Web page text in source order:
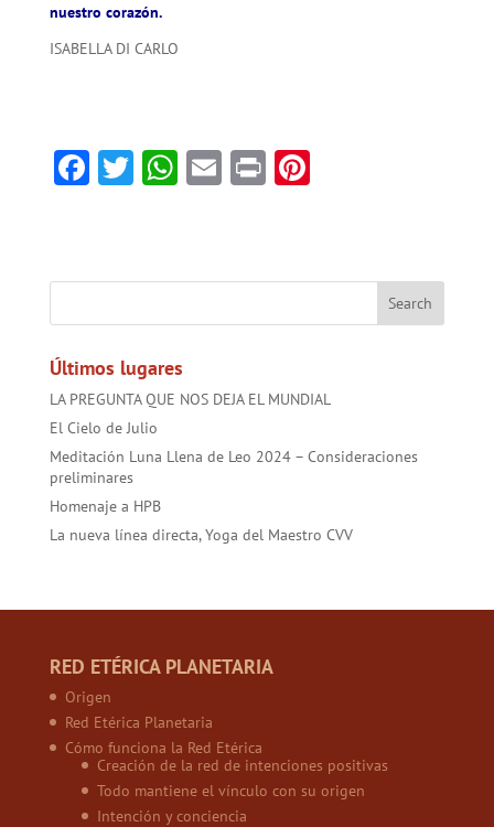
nuestro corazón.
ISABELLA DI CARLO
F
b
T
er
W
sA
E
l
Pr Pi
es
Últimos lugares
LA PREGUNTA QUE NOS DEJA EL MUNDIAL
El Cielo de Julio
Meditación Luna Llena de Leo 2024 – Consideraciones
preliminares
Homenaje a HPB
La nueva línea directa, Yoga del Maestro CVV
RED ETÉRICA PLANETARIA
Origen
Red Etérica Planetaria
Cómo funciona la Red Etérica
Creación de la red de intenciones positivas
Todo mantiene el vínculo con su origen
Intención y conciencia